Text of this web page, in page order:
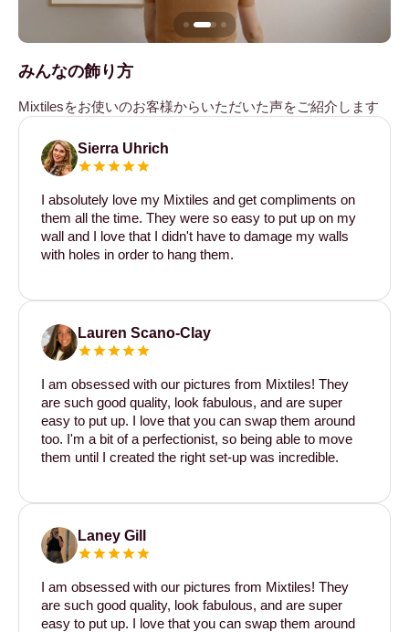
みんなの飾り方
Mixtilesをお使いのお客様からいただいた声をご紹介します
Sierra Uhrich
I absolutely love my Mixtiles and get compliments on
them all the time. They were so easy to put up on my
wall and I love that I didn't have to damage my walls
with holes in order to hang them.
Lauren Scano-Clay
I am obsessed with our pictures from Mixtiles! They
are such good quality, look fabulous, and are super
easy to put up. I love that you can swap them around
too. I'm a bit of a perfectionist, so being able to move
them until I created the right set-up was incredible.
Laney Gill
I am obsessed with our pictures from Mixtiles! They
are such good quality, look fabulous, and are super
easy to put up. I love that you can swap them around